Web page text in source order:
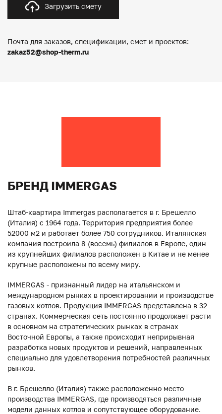
Загрузить смету
Почта для заказов, спецификации, смет и проектов:
zakaz52@shop-therm.ru
БРЕНД IMMERGAS
Штаб-квартира Immergas располагается в г. Брешелло
(Италия) с 1964 года. Территория предприятия более
52000 м2 и работает более 750 сотрудников. Италянская
компания построила 8 (восемь) филиалов в Европе, один
из крупнейших филиалов расположен в Китае и не менее
крупные расположены по всему миру.
IMMERGAS - признанный лидер на итальянском и
международном рынках в проектировании и производстве
газовых котлов. Продукция IMMERGAS представлена в 32
странах. Коммерческая сеть постоянно продолжает расти
в основном на стратегических рынках в странах
Восточной Европы, а также происходит неприрывная
разработка новых продуктов и решений, направленных
специально для удовлетворения потребностей различных
рынков.
В г. Брешелло (Италия) также расположенно место
производства IMMERGAS, где производяться различные
модели данных котлов и сопутствующее оборудование.